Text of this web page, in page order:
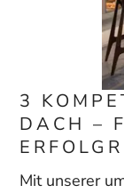
3
DACH –
Mit unserer